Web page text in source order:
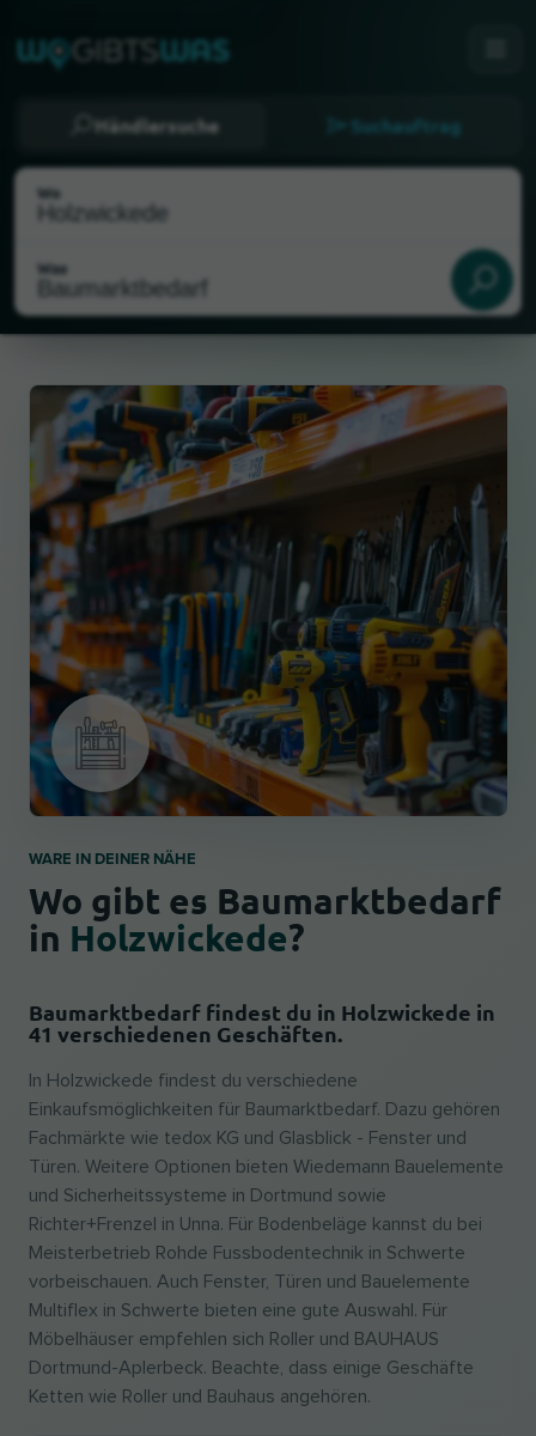
Händlersuche Suchauftrag
Wo
Was
Als meinen Standort wählen
WARE IN DEINER NÄHE
Wo gibt es Baumarktbedarf
in Holzwickede?
Baumarktbedarf findest du in Holzwickede in
41 verschiedenen Geschäften.
In Holzwickede findest du verschiedene
Einkaufsmöglichkeiten für Baumarktbedarf. Dazu gehören
Fachmärkte wie tedox KG und Glasblick - Fenster und
Türen. Weitere Optionen bieten Wiedemann Bauelemente
und Sicherheitssysteme in Dortmund sowie
Richter+Frenzel in Unna. Für Bodenbeläge kannst du bei
Meisterbetrieb Rohde Fussbodentechnik in Schwerte
vorbeischauen. Auch Fenster, Türen und Bauelemente
Multiflex in Schwerte bieten eine gute Auswahl. Für
Möbelhäuser empfehlen sich Roller und BAUHAUS
Dortmund-Aplerbeck. Beachte, dass einige Geschäfte
Ketten wie Roller und Bauhaus angehören.